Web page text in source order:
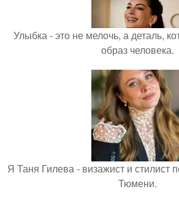
Улыбка - это не мелочь, а деталь,
образ человека.
Я Таня Гилева - визажист и стилист
Тюмени.